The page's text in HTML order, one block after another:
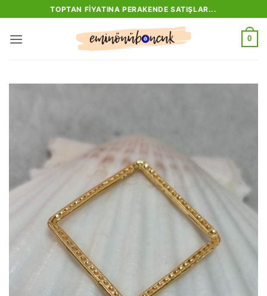
atla
TOPTAN FIYATINA PERAKENDE SATIŞLAR...
0